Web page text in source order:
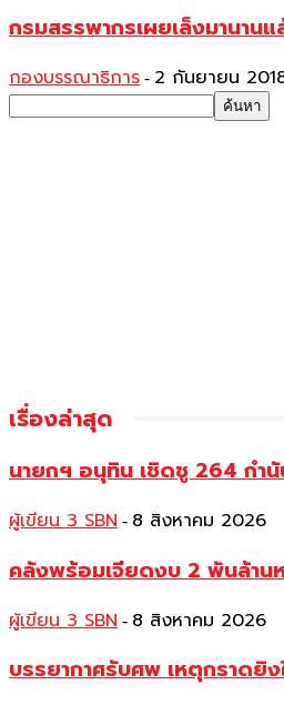
กรมสรรพากรเผยเล็งมานาน
กองบรรณาธิการ - 2 กันยายน
เรื่องล่าสุด
นายกฯ อนุทิน เชิดชู 264 กำ
ผู้เขียน 3 SBN - 8 สิงหาคม 2026
คลังพร้อมเจียดงบ 2 พันล้านห
ผู้เขียน 3 SBN - 8 สิงหาคม 2026
บรรยากาศรับศพ เหตุกราดยิง